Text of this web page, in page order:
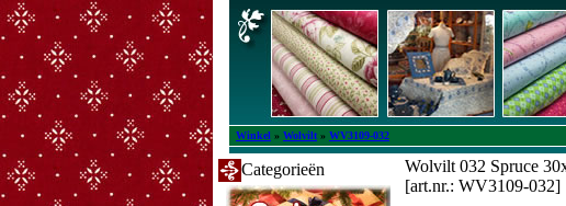
Winkel » Wolvilt » WV3109-032
Categorieën
Wolvilt 032 Spruce
[art.nr.: WV3109-032]